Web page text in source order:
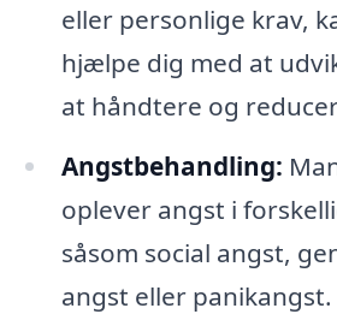
eller personlige krav,
hjælpe dig med at
at håndtere og
Angstbehandling:
oplever angst i
såsom social angst,
angst eller panikangst.